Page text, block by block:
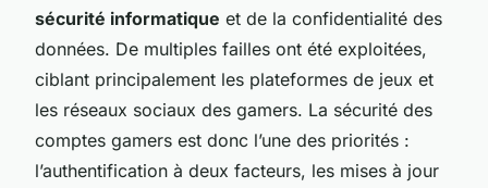
sécurité informatique et de la confidentialité des
données. De multiples failles ont été exploitées,
ciblant principalement les plateformes de jeux et
les réseaux sociaux des gamers. La sécurité des
comptes gamers est donc l’une des priorités :
l’authentification à deux facteurs, les mises à jour